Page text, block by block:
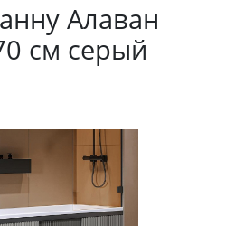
Алаван
см серый